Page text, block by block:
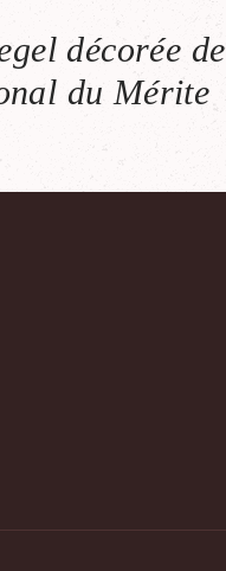
décorée de
du Mérite